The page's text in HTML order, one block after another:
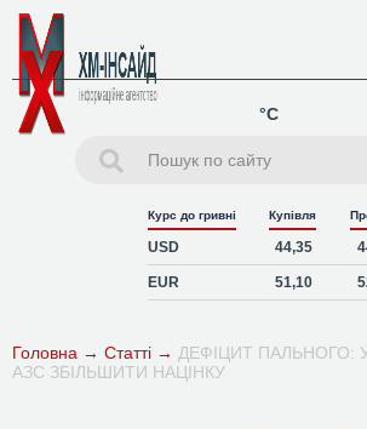
°C
Курс до гривні Купівля
USD 44,35
EUR 51,10
Головна → Статті → ДЕФІЦИТ ПАЛЬНОГО:
АЗС ЗБІЛЬШИТИ НАЦІНКУ